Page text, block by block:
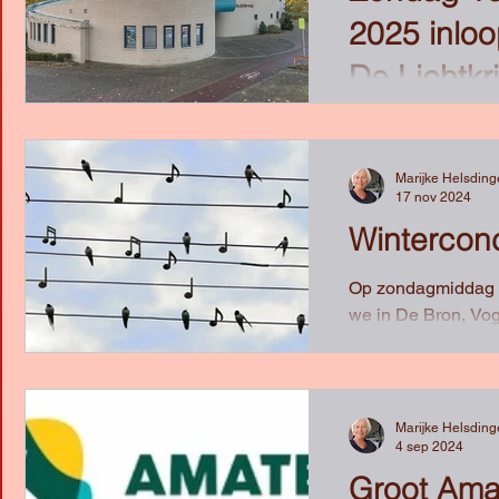
2025
De
kerkgebouw De
Kattenbroek
Op zondagmiddag
we in De Bron,
Marijke
17 nov 2024
Groot
Marijke
4 sep 2024